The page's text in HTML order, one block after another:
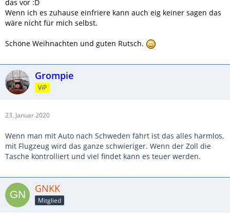
das vor :D
Wenn ich es zuhause einfriere kann auch eig keiner sagen das
wäre nicht für mich selbst.
Schöne Weihnachten und guten Rutsch.
Grompie
ViP
23. Januar 2020
Wenn man mit Auto nach Schweden fährt ist das alles harmlos,
mit Flugzeug wird das ganze schwieriger. Wenn der Zoll die
Tasche kontrolliert und viel findet kann es teuer werden.
GNKK
Mitglied